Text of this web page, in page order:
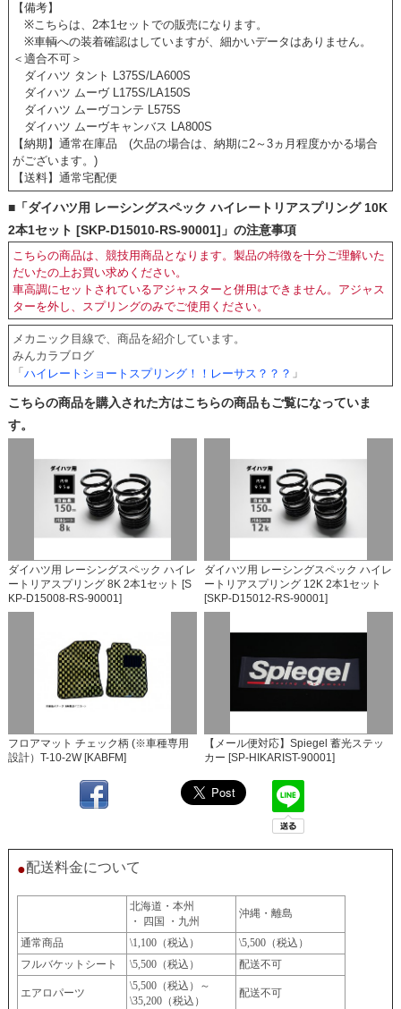
【備考】
※こちらは、2本1セットでの販売になります。
※車輌への装着確認はしていますが、細かいデータはありません。
＜適合不可＞
ダイハツ タント L375S/LA600S
ダイハツ ムーヴ L175S/LA150S
ダイハツ ムーヴコンテ L575S
ダイハツ ムーヴキャンバス LA800S
【納期】通常在庫品 (欠品の場合は、納期に2～3ヵ月程度かかる場合
がございます。)
【送料】通常宅配便
■「ダイハツ用 レーシングスペック ハイレートリアスプリング 10K
2本1セット [SKP-D15010-RS-90001]」の注意事項
こちらの商品は、競技用商品となります。製品の特徴を十分ご理解いた
だいたの上お買い求めください。
車高調にセットされているアジャスターと併用はできません。アジャス
ターを外し、スプリングのみでご使用ください。
メカニック目線で、商品を紹介しています。
みんカラブログ
「ハイレートショートスプリング！！レーサス？？？ 」
こちらの商品を購入された方はこちらの商品もご覧になっていま
す。
ダイハツ用 レーシングスペック ハイレ
ートリアスプリング 8K 2本1セット [S
KP-D15008-RS-90001]
ダイハツ用 レーシングスペック ハイレ
ートリアスプリング 12K 2本1セット
[SKP-D15012-RS-90001]
フロアマット チェック柄 (※車種専用
設計）T-10-2W [KABFM]
【メール便対応】Spiegel 蓄光ステッ
カー [SP-HIKARIST-90001]
●配送料金について
北海道・本州
・ 四国 ・九州
沖縄・離島
通常商品 \1,100（税込）
\5,500（税込）
フルバケットシート
\5,500（税込） 配送不可
エアロパーツ
\5,500（税込）～
\35,200（税込）
配送不可